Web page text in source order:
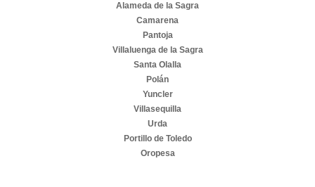
Alameda de la Sagra
Camarena
Pantoja
Villaluenga de la Sagra
Santa Olalla
Polán
Yuncler
Villasequilla
Urda
Portillo de Toledo
Oropesa